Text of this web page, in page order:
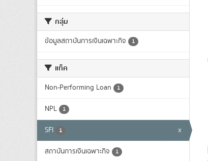
กลุ่ม
ข้อมูลสถาบันการเงินเฉพาะกิจ 1
แท็ค
Non-Performing Loan 1
NPL 1
SFI 1 x
สถาบันการเงินเฉพาะกิจ 1